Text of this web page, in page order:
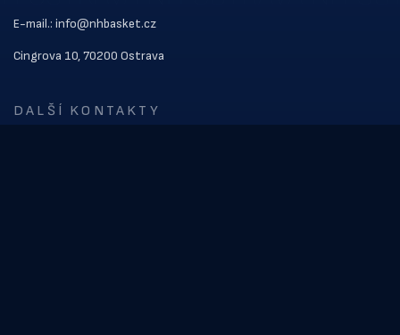
E-mail.: info@nhbasket.cz
Cingrova 10, 70200 Ostrava
DALŠÍ KONTAKTY